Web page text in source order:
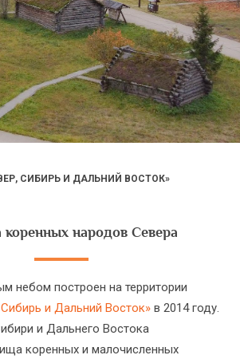
СИБИРЬ И ДАЛЬНИЙ ВОСТОК»
народов Севера
небом построен на территории
и Дальний Восток» в 2014 году.
и Дальнего Востока
коренных и малочисленных